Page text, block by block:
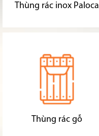
Thùng rác inox Paloca
Thùng rác gỗ